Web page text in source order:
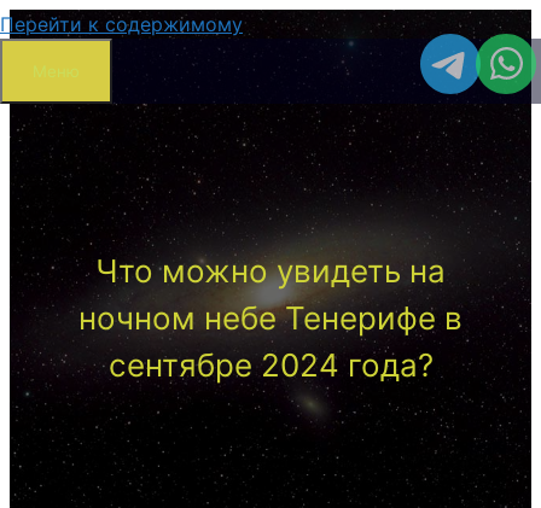
Перейти к содержимому
Меню
Что можно увидеть на
ночном небе Тенерифе в
сентябре 2024 года?